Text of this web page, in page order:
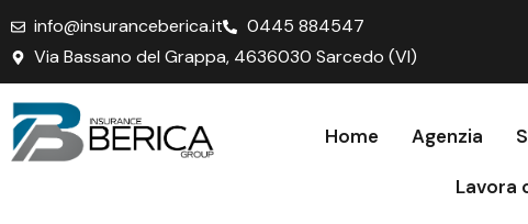
info@insuranceberica.it
0445 884547
Via Bassano del Grappa, 4636030 Sarcedo (VI)
Home Agenzia
Lavora